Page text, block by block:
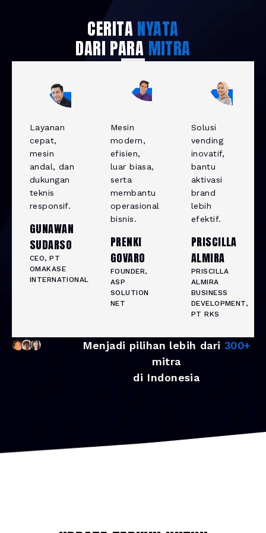
CERITANYATA
DARI PARA MITRA
Layanan
cepat,
mesin
andal, dan
dukungan
teknis
responsif.
GUNAWAN
SUDARSO
CEO, PT
OMAKASE
INTERNATIONAL
Mesin
modern,
efisien,
luar biasa,
serta
membantu
operasional
bisnis.
PRENKI
GOVARO
FOUNDER,
ASP
SOLUTION
NET
Solusi
vending
inovatif,
bantu
aktivasi
brand
lebih
efektif.
PRISCILLA
ALMIRA
PRISCILLA
ALMIRA
BUSINESS
DEVELOPMENT,
PT RKS
Menjadi pilihan lebih dari 300+
mitra
di Indonesia